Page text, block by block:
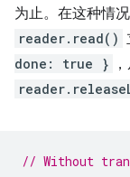
为止。在这种情
reader.read()
done: true }
// Without